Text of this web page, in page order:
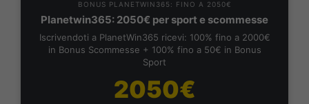
BONUS PLANETWIN365: FINO A 2050€
Planetwin365: 2050€ per sport e scommesse
Iscrivendoti a PlanetWin365 ricevi: 100% fino a 2000€
in Bonus Scommesse + 100% fino a 50€ in Bonus
Sport
2050€